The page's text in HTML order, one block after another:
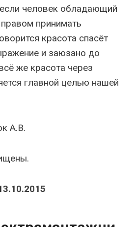
человек обладающий
принимать
красота спасёт
и заюзано до
же красота через
главной целью нашей
А.В.